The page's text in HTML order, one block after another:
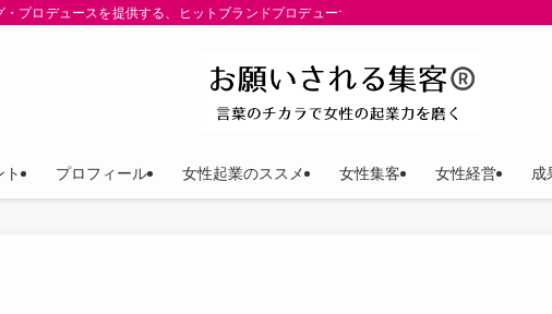
プロデュースを提供する、ヒットブランドプロデューサー ゆきP（安田裕紀）公式サ
プロフィール 女性起業のススメ 女性集客 女性経営 成